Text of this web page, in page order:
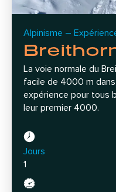
Alpinisme –
La voie normale du
facile de 4000 m
expérience pour tous
leur premier 4000.
Jours
1